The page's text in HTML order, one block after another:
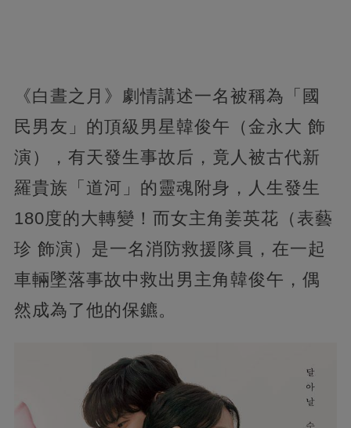
《白晝之月》劇情講述一名被稱為「國
民男友」的頂級男星韓俊午（金永大 飾
演），有天發生事故后，竟人被古代新
羅貴族「道河」的靈魂附身，人生發生
180度的大轉變！而女主角姜英花（表藝
珍 飾演）是一名消防救援隊員，在一起
車輛墜落事故中救出男主角韓俊午，偶
然成為了他的保鑣。